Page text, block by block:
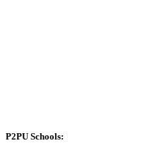
P2PU Schools: